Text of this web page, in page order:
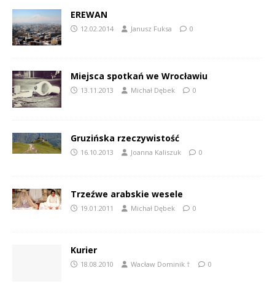
EREWAN
12.02.2014 Janusz Fuksa 0
Miejsca spotkań we Wrocławiu
13.11.2013 Michał Dębek 0
Gruzińska rzeczywistość
16.10.2013 Joanna Kaliszuk 0
Trzeźwe arabskie wesele
19.01.2011 Michał Dębek 0
Kurier
18.08.2010 Wacław Dominik † 0